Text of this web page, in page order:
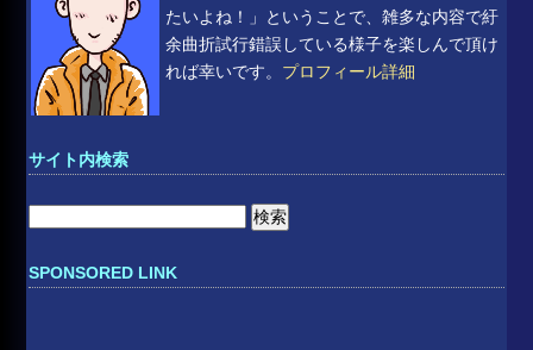
たいよね！」ということで、雑多な内容で紆
余曲折試行錯誤している様子を楽しんで頂け
れば幸いです。 プロフィール詳細
サイト内検索
SPONSORED LINK